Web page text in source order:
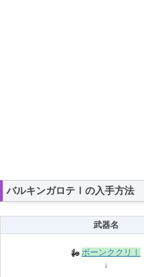
バルキンガロテⅠの入手方法
武器名
ボーンククリⅠ
↓